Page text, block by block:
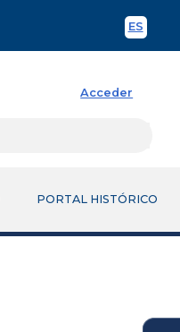
ES
Acceder
PORTAL HISTÓRICO